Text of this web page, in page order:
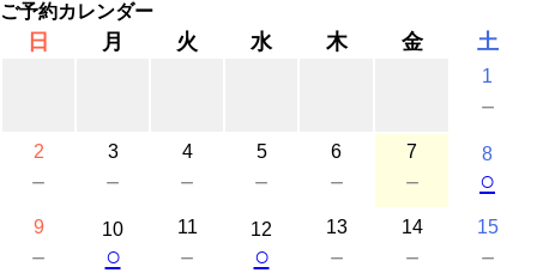
ご予約カレンダー
日 月 火 水 木 金 土
1
－
2
－
3
－
4
－
5
－
6
－
7
－
8
○
9
－
10
○
11
－
12
○
13
－
14
－
15
－